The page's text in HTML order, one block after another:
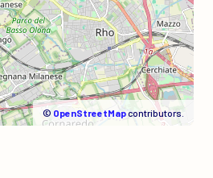
© OpenStreetMapcontributors.